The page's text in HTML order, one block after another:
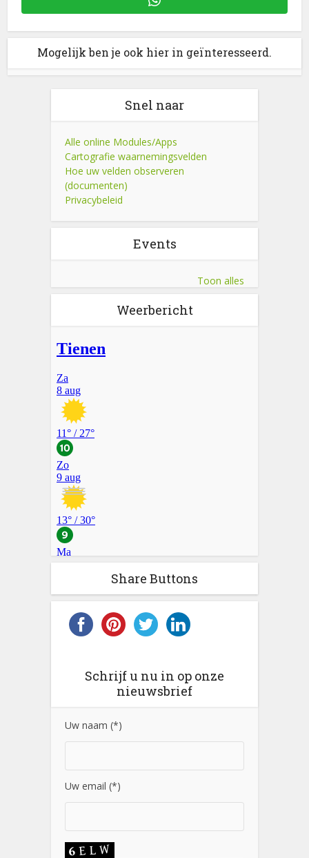
Mogelijk ben je ook hier in geïnteresseerd.
Snel naar
Alle online Modules/Apps
Cartografie waarnemingsvelden
Hoe uw velden observeren
(documenten)
Privacybeleid
Events
Toon alles
Weerbericht
Share Buttons
Schrijf u nu in op onze
nieuwsbrief
Uw naam (*)
Uw email (*)